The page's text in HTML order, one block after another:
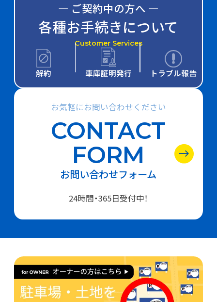
― ご契約中の方へ ―
各種お手続きについて
Customer Services
解約 車庫証明発行 トラブル報告
お気軽にお問い合わせください
CONTACT
FORM
お問い合わせフォーム
24時間・365日受付中！